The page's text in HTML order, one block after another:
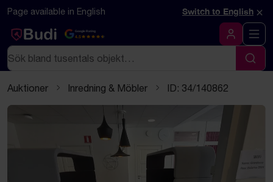
Hoppa till innehåll
Textbaserad (markdown) version av denna sida
Page available in English Switch to English ×
Google Rating
4.5
Logga in
Sök
Sök
Auktioner Inredning & Möbler ID: 34/140862